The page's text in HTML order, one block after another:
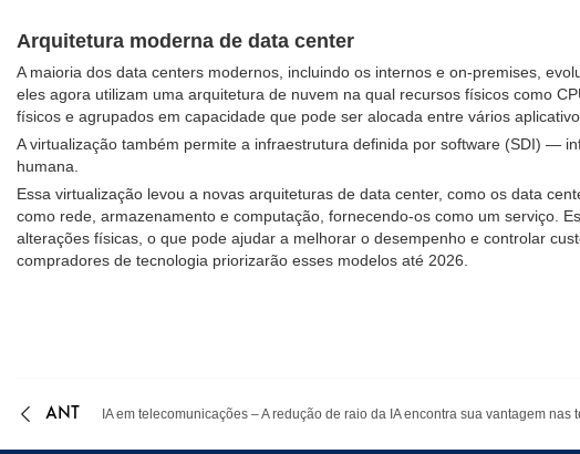
Arquitetura moderna de data center
A maioria dos data centers modernos, incluindo os internos e on-premises,
eles agora utilizam uma arquitetura de nuvem na qual recursos físicos como
físicos e agrupados em capacidade que pode ser alocada entre vários
A virtualização também permite a infraestrutura definida por software (SDI) —
humana.
Essa virtualização levou a novas arquiteturas de data center, como os data
como rede, armazenamento e computação, fornecendo-os como um serviço.
alterações físicas, o que pode ajudar a melhorar o desempenho e controlar
compradores de tecnologia priorizarão esses modelos até 2026.
ANT IA em telecomunicações – A redução de raio da IA encontra sua vantagem nas